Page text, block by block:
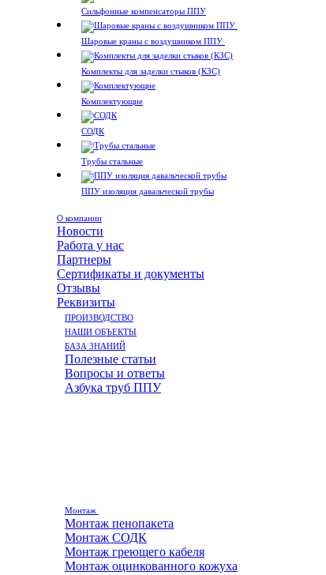
Сильфонные компенсаторы ППУ
Шаровые краны с воздушником ППУ
Комплекты для заделки стыков (КЗС)
Комплектующие
СОДК
Трубы стальные
ППУ изоляция давальческой трубы
О компании
Новости
Работа у нас
Партнеры
Сертификаты и документы
Отзывы
Реквизиты
ПРОИЗВОДСТВО
НАШИ ОБЪЕКТЫ
БАЗА ЗНАНИЙ
Полезные статьи
Вопросы и ответы
Азбука труб ППУ
Монтаж
Монтаж пенопакета
Монтаж СОДК
Монтаж греющего кабеля
Монтаж оцинкованного кожуха